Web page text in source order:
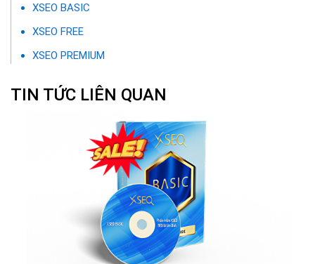
XSEO BASIC
XSEO FREE
XSEO PREMIUM
TIN TỨC LIÊN QUAN